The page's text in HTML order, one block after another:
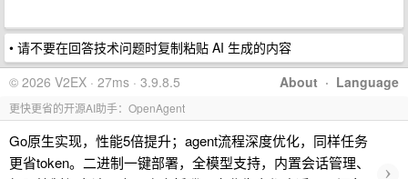
• 请不要在回答技术问题时复制粘贴 AI 生成的内容
About · Language
© 2026 V2EX · 27ms · 3.9.8.5
更快更省的开源AI助手：OpenAgent
Go原生实现，性能5倍提升；agent流程深度优化，同样任务
更省token。二进制一键部署，全模型支持，内置会话管理、
›